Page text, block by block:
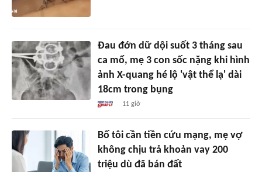
Đau đớn dữ dội suốt 3 tháng sau
ca mổ, mẹ 3 con sốc nặng khi hình
ảnh X-quang hé lộ 'vật thể lạ' dài
18cm trong bụng
11 giờ
Bố tôi cần tiền cứu mạng, mẹ vợ
không chịu trả khoản vay 200
triệu dù đã bán đất